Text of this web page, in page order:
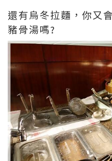
還有烏冬拉麵，你又
豬骨湯嗎?